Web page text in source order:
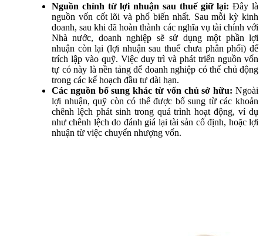
Nguồn chính từ lợi nhuận sau thuế giữ lại:Đây là
nguồn vốn cốt lõi và phổ biến nhất. Sau mỗi kỳ kinh
doanh, sau khi đã hoàn thành các nghĩa vụ tài chính với
Nhà nước, doanh nghiệp sẽ sử dụng một phần lợi
nhuận còn lại (lợi nhuận sau thuế chưa phân phối) để
trích lập vào quỹ. Việc duy trì và phát triển nguồn vốn
tự có này là nền tảng để doanh nghiệp có thể chủ động
trong các kế hoạch đầu tư dài hạn.
Các nguồn bổ sung khác từ vốn chủ sở hữu: Ngoài
lợi nhuận, quỹ còn có thể được bổ sung từ các khoản
chênh lệch phát sinh trong quá trình hoạt động, ví dụ
như chênh lệch do đánh giá lại tài sản cố định, hoặc lợi
nhuận từ việc chuyển nhượng vốn.